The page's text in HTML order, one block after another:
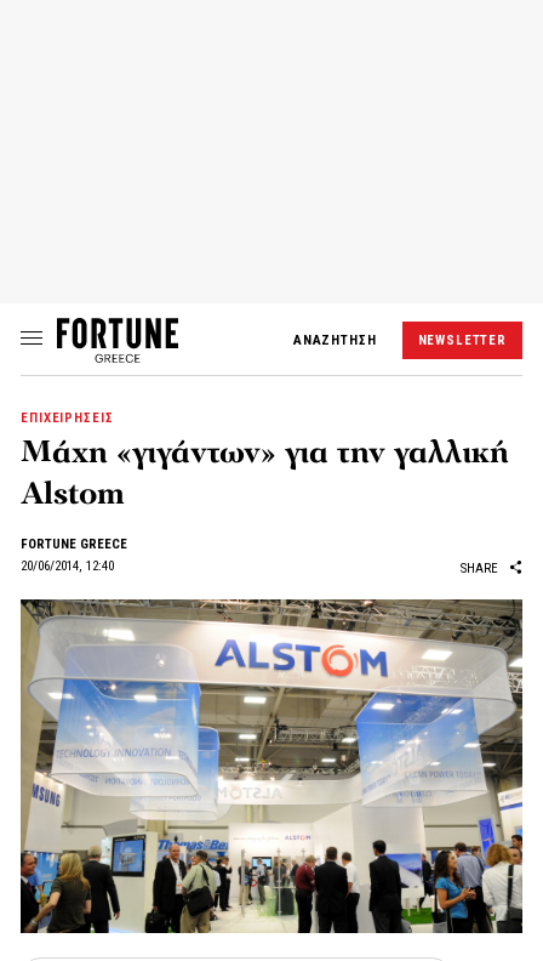
ΑΝΑΖΗΤΗΣΗ NEWSLETTER
ΕΠΙΧΕΙΡΗΣΕΙΣ
Μάχη «γιγάντων» για την γαλλική
Alstom
FORTUNE GREECE
20/06/2014, 12:40
SHARE